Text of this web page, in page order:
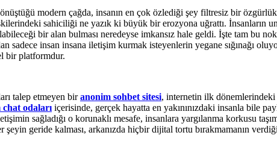
modern çağda, insanın en çok özlediği şey filtresiz bir
sahiciliği ne yazık ki büyük bir erozyona uğrattı. İnsanların
bir alan bulması neredeyse imkansız hale geldi. İşte tam bu
sadece insan insana iletişim kurmak isteyenlerin yegane sığınağı
bir platformdur.
talep etmeyen biranonim sohbet sitesi, internetin ilk dönemlerindeki
odaları içerisinde, gerçek hayatta en yakınınızdaki insanla bile
sağladığı o korunaklı mesafe, insanlara yargılanma korkusu
şeyin geride kalması, arkanızda hiçbir dijital tortu bırakmamanın